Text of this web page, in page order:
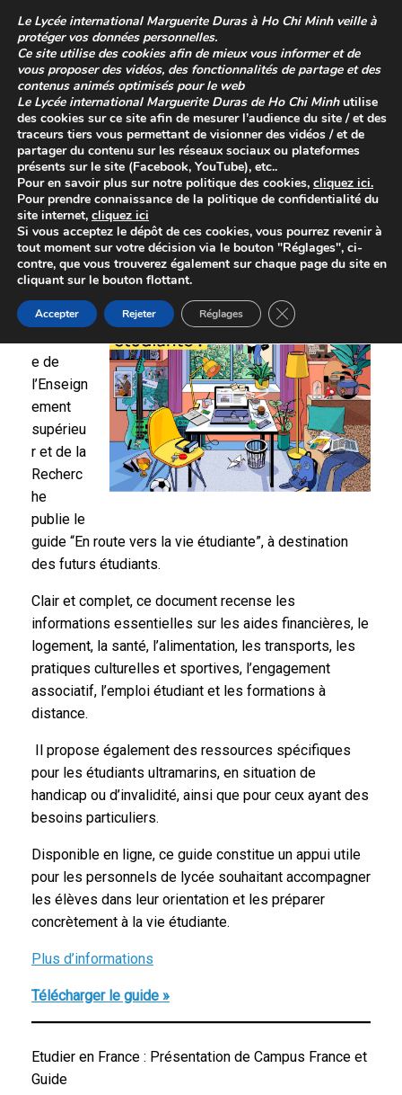
content
Partir vivre en France
A destination des lycéens 2025
Le
e de
l’Enseign
ement
supérieu
r et de la
Recherc
he
publie le
guide “En route vers la vie étudiante”, à destination
des futurs étudiants.
Clair et complet, ce document recense les
informations essentielles sur les aides financières, le
logement, la santé, l’alimentation, les transports, les
pratiques culturelles et sportives, l’engagement
associatif, l’emploi étudiant et les formations à
distance.
Il propose également des ressources spécifiques
pour les étudiants ultramarins, en situation de
handicap ou d’invalidité, ainsi que pour ceux ayant des
besoins particuliers.
Disponible en ligne, ce guide constitue un appui utile
pour les personnels de lycée souhaitant accompagner
les élèves dans leur orientation et les préparer
concrètement à la vie étudiante.
Plus d’informations
Télécharger le guide »
Etudier en France : Présentation de Campus France et
Guide
Le Lycée international Marguerite Duras à Ho Chi Minhveille à
protéger vos données personnelles.
Ce site utilise des cookies afin de mieux vous informer et de
vous proposer des vidéos, des fonctionnalités de partage et des
contenus animés optimisés pour le web
Le Lycée international Marguerite Duras de Ho Chi Minhutilise
des cookies sur ce site afin de mesurer l’audience du site / et des
traceurs tiers vous permettant de visionner des vidéos / et de
partager du contenu sur les réseaux sociaux ou plateformes
présents sur le site (Facebook, YouTube), etc..
Pour en savoir plus sur notre politique des cookies, cliquez ici.
Pour prendre connaissance de la politique de confidentialité du
site internet, cliquez ici
Si vous acceptez le dépôt de ces cookies, vous pourrez revenir à
tout moment sur votre décision via le bouton "Réglages", ci-
contre, que vous trouverez également sur chaque page du site en
cliquant sur le bouton flottant.
Accepter Rejeter Réglages Close GDPR Cookie